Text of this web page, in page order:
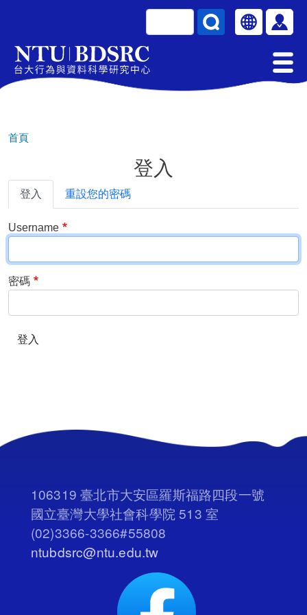
移至主內容
Select your
使用
首頁
登入
Primary tabs
登入 重設您的密碼
Username
密碼
登入
106319 臺北市大安區羅斯福路四段一號
國立臺灣大學社會科學院 513 室
(02)3366-3366#55808
ntubdsrc@ntu.edu.tw